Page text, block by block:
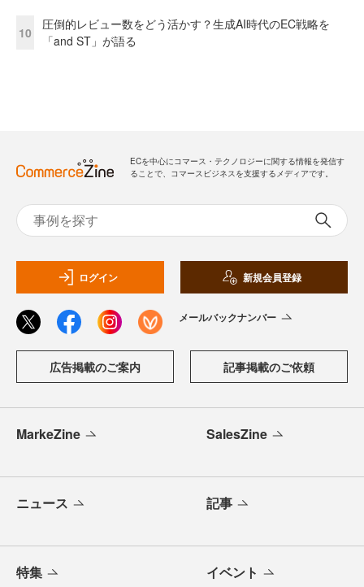
10
圧倒的レビュー数をどう活かす？生成AI時代のEC戦略を
「and ST」が語る
ECを中心にコマース・テクノロジーに関する情報を発信す
ることで、コマースビジネスを支援するメディアです。
ログイン 新規会員登録
メールバックナンバー
広告掲載のご案内 記事掲載のご依頼
MarkeZine SalesZine
ニュース 記事
特集 イベント